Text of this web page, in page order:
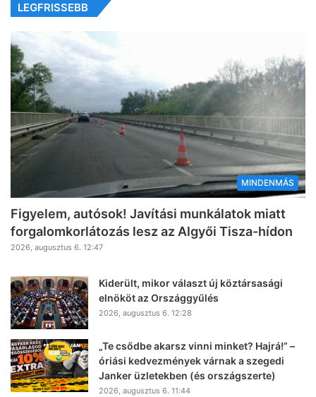
LEGFRISSEBB
MINDENMÁS
Figyelem, autósok! Javítási munkálatok miatt
forgalomkorlátozás lesz az Algyői Tisza-hídon
2026, augusztus 6. 12:47
Kiderült, mikor választ új köztársasági
elnököt az Országgyűlés
2026, augusztus 6. 12:28
„Te csődbe akarsz vinni minket? Hajrá!” –
óriási kedvezmények várnak a szegedi
Janker üzletekben (és országszerte)
2026, augusztus 6. 11:44